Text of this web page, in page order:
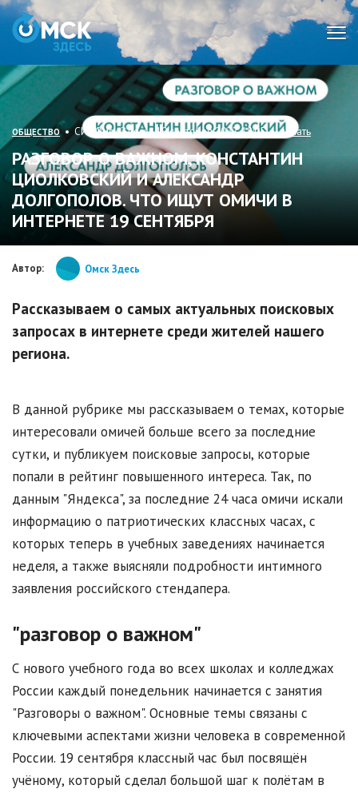
ОБЩЕСТВО• СИ «Омск Здесь» 19 сентября 2022, 18:05 •печать
РАЗГОВОР О ВАЖНОМ, КОНСТАНТИН
ЦИОЛКОВСКИЙ И АЛЕКСАНДР
ДОЛГОПОЛОВ. ЧТО ИЩУТ ОМИЧИ В
ИНТЕРНЕТЕ 19 СЕНТЯБРЯ
Автор: Омск Здесь
Рассказываем о самых актуальных поисковых
запросах в интернете среди жителей нашего
региона.
В данной рубрике мы рассказываем о темах, которые
интересовали омичей больше всего за последние
сутки, и публикуем поисковые запросы, которые
попали в рейтинг повышенного интереса. Так, по
данным "Яндекса", за последние 24 часа омичи искали
информацию о патриотических классных часах, с
которых теперь в учебных заведениях начинается
неделя, а также выясняли подробности интимного
заявления российского стендапера.
"разговор о важном"
С нового учебного года во всех школах и колледжах
России каждый понедельник начинается с занятия
"Разговоры о важном". Основные темы связаны с
ключевыми аспектами жизни человека в современной
России. 19 сентября классный час был посвящён
учёному, который сделал большой шаг к полётам в